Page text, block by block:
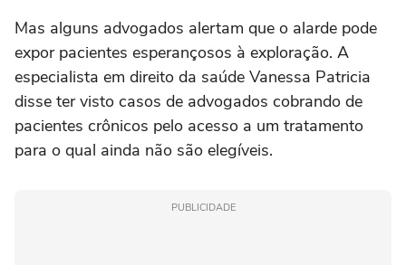
Mas alguns advogados alertam que o alarde pode
expor pacientes esperançosos à exploração. A
especialista ‌em direito da saúde Vanessa Patricia
disse ter visto casos de advogados cobrando de
pacientes crônicos pelo acesso a um tratamento
para o qual ainda não são elegíveis.
PUBLICIDADE